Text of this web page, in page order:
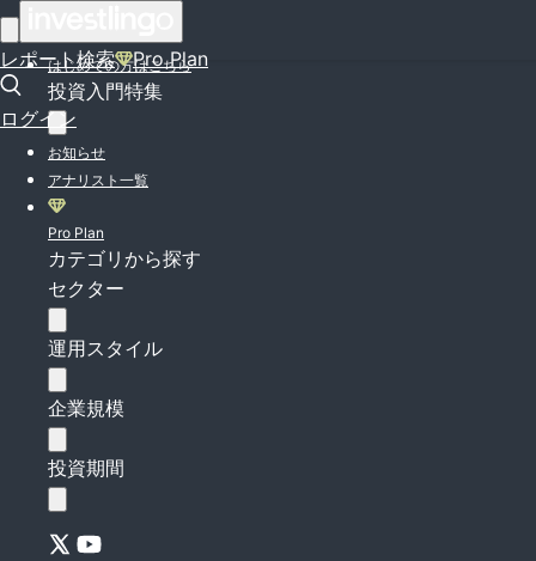
レポート検索 Pro Plan
ログイン
はじめての方はこちら
投資入門特集
お知らせ
アナリスト一覧
Pro Plan
カテゴリから探す
セクター
運用スタイル
企業規模
投資期間